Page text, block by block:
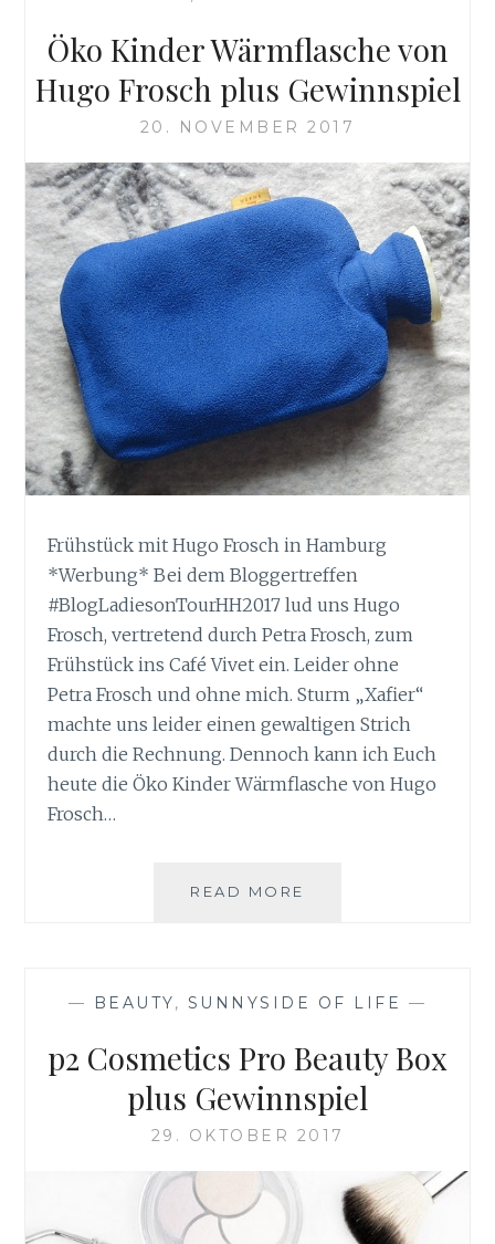
Öko Kinder Wärmflasche von
Hugo Frosch plus Gewinnspiel
20. NOVEMBER 2017
Frühstück mit Hugo Frosch in Hamburg
*Werbung* Bei dem Bloggertreffen
#BlogLadiesonTourHH2017 lud uns Hugo
Frosch, vertretend durch Petra Frosch, zum
Frühstück ins Café Vivet ein. Leider ohne
Petra Frosch und ohne mich. Sturm „Xafier“
machte uns leider einen gewaltigen Strich
durch die Rechnung. Dennoch kann ich Euch
heute die Öko Kinder Wärmflasche von Hugo
Frosch…
READ MORE
FROSCH
GEWINNSPIEL
— BEAUTY, SUNNYSIDE OF LIFE —
p2 Cosmetics Pro Beauty Box
plus Gewinnspiel
29. OKTOBER 2017